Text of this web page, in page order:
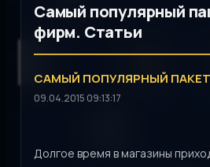
Самый популярный
фирм. Статьи
САМЫЙ ПОПУЛЯРНЫЙ ПАКЕТ
09.04.2015 09:13:17
Долгое время в магазины